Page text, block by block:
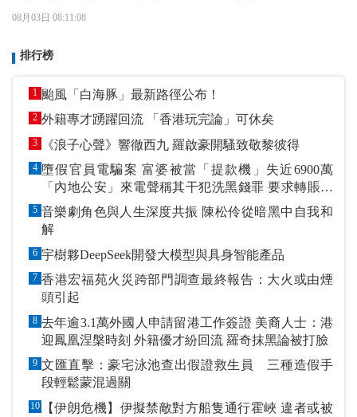
08月03日 08:11:08
排行榜
1 颱風「白海豚」最新路徑公布！
2 外籍專才踴躍回流 「香港玩完論」可休矣
3 《浪子心聲》響徹西九 羅啟豪開騷致敬黎彼得
4 墮假官員電騙案 富婆被當「提款機」失近6900萬
「內地公安」來電聲稱其干犯洗黑錢罪 要求轉賬到
指定戶口作「保證金」
5 音樂劇角色與人生深度共振 陳松伶從暗黑中自我和
解
6 宇樹夥DeepSeek開發大模型與具身智能產品
7 香港宏福苑火災跨部門調查最終報告：大火或由煙
頭引起
8 去年逾3.1萬外國人申請留港工作簽證 美裔人士：港
迎鳳凰涅槃時刻 外籍優才紛回流 羅奇抹黑論被打臉
9 文匯直擊：豪宅泳池查出假證救生員 三種造假手
段輕鬆蒙混過關
10
【伊朗危機】伊擬禁敵對方船隻通行霍峽 違者或被